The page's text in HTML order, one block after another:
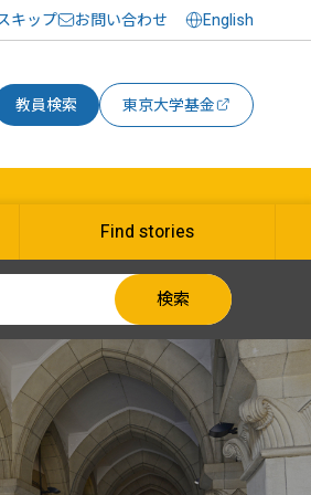
キップ お問い合わせ English
教員検索 東京大学基金
Find stories
検索